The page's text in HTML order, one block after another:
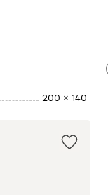
200 x 140